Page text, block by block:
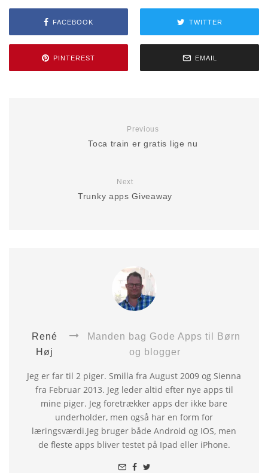
FACEBOOK TWITTER
PINTEREST EMAIL
Previous
Toca train er gratis lige nu
Next
Trunky apps Giveaway
René
Høj
Manden bag Gode Apps til Børn
og blogger
Jeg er far til 2 piger. Smilla fra August 2009 og Sienna
fra Februar 2013. Jeg leder altid efter nye apps til
mine piger. Jeg foretrækker apps der ikke bare
underholder, men også har en form for
læringsværdi.Jeg bruger både Android og IOS, men
de fleste apps bliver testet på Ipad eller iPhone.